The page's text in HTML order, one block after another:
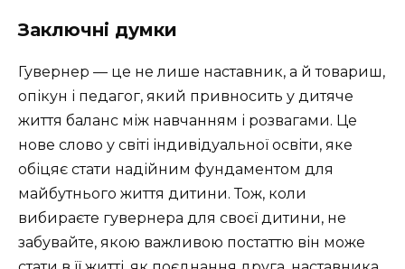
Заключні думки
Гувернер — це не лише наставник, а й товариш,
опікун і педагог, який привносить у дитяче
життя баланс між навчанням і розвагами. Це
нове слово у світі індивідуальної освіти, яке
обіцяє стати надійним фундаментом для
майбутнього життя дитини. Тож, коли
вибираєте гувернера для своєї дитини, не
забувайте, якою важливою постаттю він може